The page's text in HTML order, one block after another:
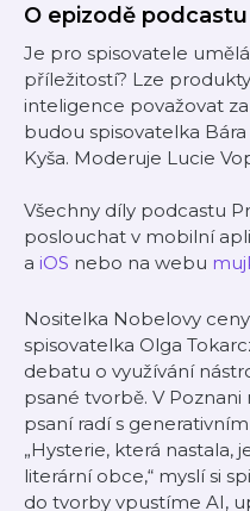
O epizodě podcastu
Je pro spisovatele
příležitostí? Lze
inteligence považovat
budou spisovatelka
Kyša. Moderuje Lucie
Všechny díly podcastu
poslouchat v mobilní
a iOS nebo na webu
Nositelka Nobelovy
spisovatelka Olga
debatu o využívání
psané tvorbě. V Poznani
psaní radí s
„Hysterie, která nastala,
literární obce,“ myslí si
do tvorby vpustíme AI,